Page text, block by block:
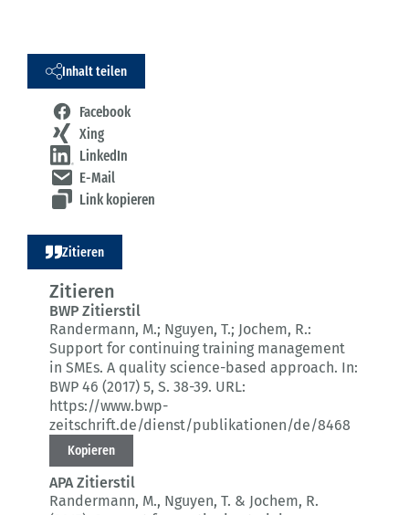
Inhalt teilen
Facebook
Xing
LinkedIn
E-Mail
Link kopieren
Zitieren
Zitieren
BWP Zitierstil
Randermann, M.; Nguyen, T.; Jochem, R.:
Support for continuing training management
in SMEs. A quality science-based approach. In:
BWP 46 (2017) 5, S. 38-39. URL:
https://www.bwp-
zeitschrift.de/dienst/publikationen/de/8468
Kopieren
APA Zitierstil
Randermann, M., Nguyen, T. & Jochem, R.